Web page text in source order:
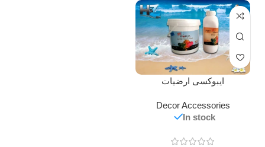
ايبوكسى ارضيات
Decor Accessories
In stock